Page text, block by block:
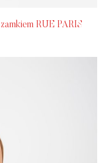
RUE PARIS